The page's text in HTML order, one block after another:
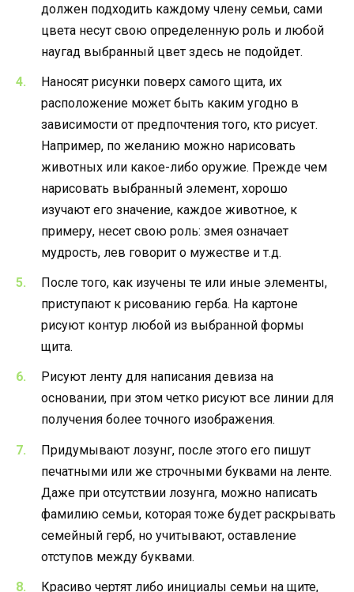
должен подходить каждому члену семьи, сами
цвета несут свою определенную роль и любой
наугад выбранный цвет здесь не подойдет.
Наносят рисунки поверх самого щита, их
расположение может быть каким угодно в
зависимости от предпочтения того, кто рисует.
Например, по желанию можно нарисовать
животных или какое-либо оружие. Прежде чем
нарисовать выбранный элемент, хорошо
изучают его значение, каждое животное, к
примеру, несет свою роль: змея означает
мудрость, лев говорит о мужестве и т.д.
После того, как изучены те или иные элементы,
приступают к рисованию герба. На картоне
рисуют контур любой из выбранной формы
щита.
Рисуют ленту для написания девиза на
основании, при этом четко рисуют все линии для
получения более точного изображения.
Придумывают лозунг, после этого его пишут
печатными или же строчными буквами на ленте.
Даже при отсутствии лозунга, можно написать
фамилию семьи, которая тоже будет раскрывать
семейный герб, но учитывают, оставление
отступов между буквами.
Красиво чертят либо инициалы семьи на щите,